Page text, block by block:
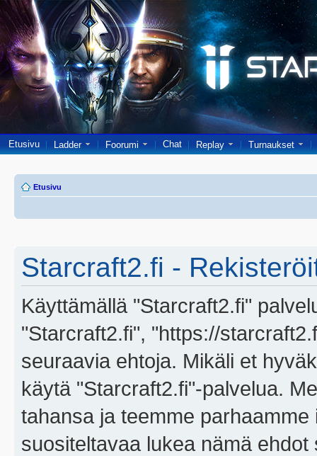
Etusivu Ladder Foorumi Chat Replay Turnaukset
Etusivu
Starcraft2.fi -
Käyttämällä "Starcraft2.fi"
"Starcraft2.fi", "https://
seuraavia ehtoja. Mikäli et
käytä "Starcraft2.fi"-palvelua.
tahansa ja teemme
suositeltavaa lukea nämä